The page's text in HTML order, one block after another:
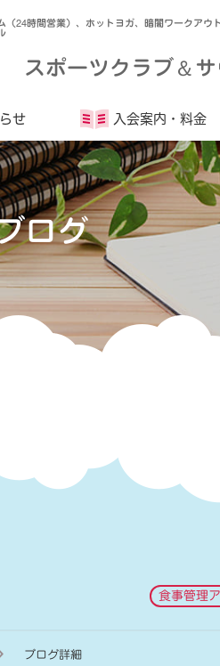
24時間営業）、ホットヨガ、暗闇ワークアウト
スポーツクラブ＆
せ 入会案内・ 料金
ログ
食事管理
ブログ詳細